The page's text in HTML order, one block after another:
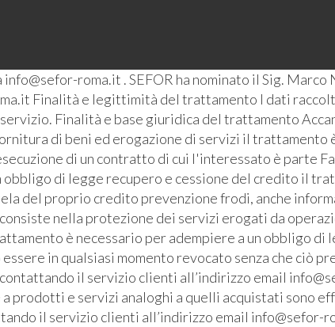
roma.it . SEFOR ha nominato il Sig.
Finalità e legittimità del trattamento I dati
Finalità e base giuridica del trattamento
di beni ed erogazione di servizi il trattamento
di un contratto di cui l'interessato è parte
di legge recupero e cessione del credito il
del proprio credito prevenzione frodi, anche
nella protezione dei servizi erogati da
è necessario per adempiere a un obbligo di
in qualsiasi momento revocato senza che ciò
il servizio clienti all’indirizzo email
prodotti e servizi analoghi a quelli acquistati sono
il servizio clienti all’indirizzo email info@sefor-